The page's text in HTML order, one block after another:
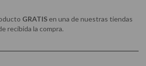
GRATIS en una de nuestras tiendas
recibida la compra.